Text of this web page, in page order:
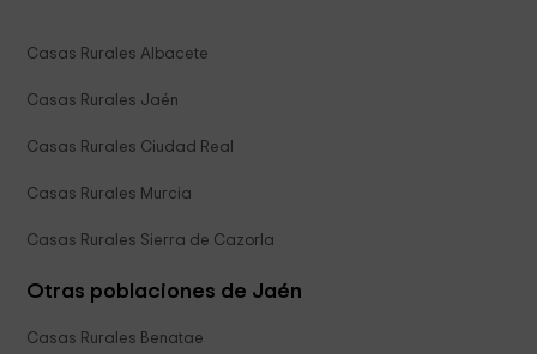
Casas Rurales Albacete
Casas Rurales Jaén
Casas Rurales Ciudad Real
Casas Rurales Murcia
Casas Rurales Sierra de Cazorla
Otras poblaciones de Jaén
Casas Rurales Benatae